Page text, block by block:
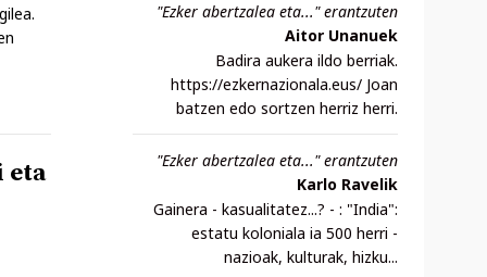
eta
"Ezker abertzalea eta..." erantzuten
Aitor Unanuek
Badira aukera ildo berriak.
https://ezkernazionala.eus/ Joan
batzen edo sortzen herriz herri.
"Ezker abertzalea eta..." erantzuten
Karlo Ravelik
Gainera - kasualitatez...? - : "India":
estatu koloniala ia 500 herri -
nazioak, kulturak, hizku...